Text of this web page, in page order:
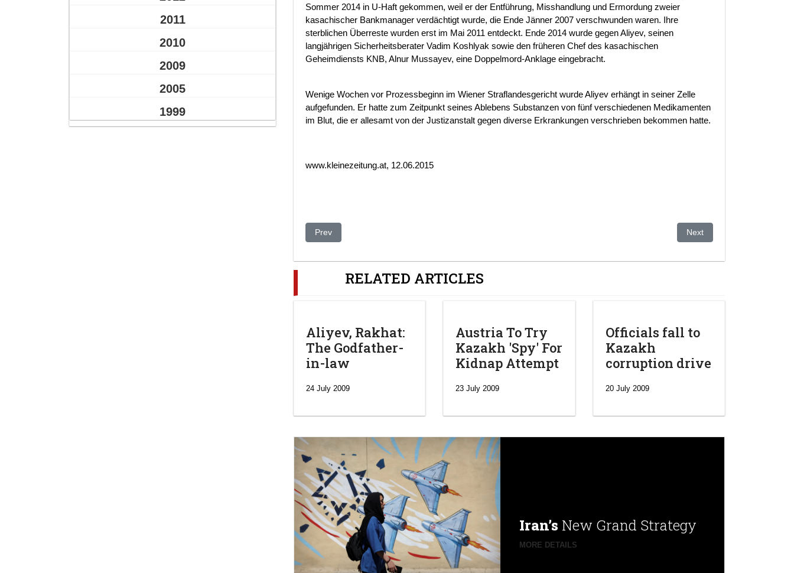
2011
2010
2009
2005
1999
Sommer 2014 in U-Haft gekommen, weil er der Entführung, Misshandlung und Ermordung zweier
kasachischer Bankmanager verdächtigt wurde, die Ende Jänner 2007 verschwunden waren. Ihre
sterblichen Überreste wurden erst im Mai 2011 entdeckt. Ende 2014 wurde gegen Aliyev, seinen
langjährigen Sicherheitsberater Vadim Koshlyak sowie den früheren Chef des kasachischen
Geheimdiensts KNB, Alnur Mussayev, eine Doppelmord-Anklage eingebracht.
Wenige Wochen vor Prozessbeginn im Wiener Straflandesgericht wurde Aliyev erhängt in seiner Zelle
aufgefunden. Er hatte zum Zeitpunkt seines Ablebens Substanzen von fünf verschiedenen Medikamenten
im Blut, die er allesamt von der Justizanstalt gegen diverse Erkrankungen verschrieben bekommen hatte.
www.kleinezeitung.at, 12.06.2015
Previous article: UN Envoy Urges Kazakhstan To Lift Curbs on Civil Liberties
Prev Next article: Germany's
Next
RELATED ARTICLES
Aliyev, Rakhat:
The Godfather-
in-law
24 July 2009
Austria To Try
Kazakh 'Spy' For
Kidnap Attempt
23 July 2009
Officials fall to
Kazakh
corruption drive
20 July 2009
Iran’s New Grand Strategy
MORE DETAILS